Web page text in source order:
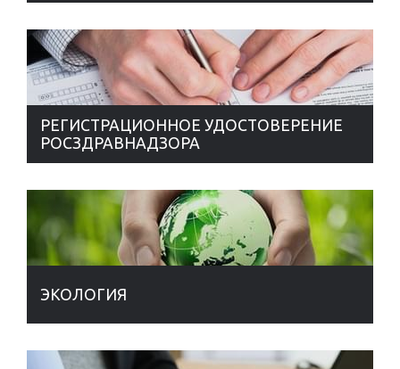
РЕГИСТРАЦИОННОЕ УДОСТОВЕРЕНИЕ
РОСЗДРАВНАДЗОРА
ЭКОЛОГИЯ